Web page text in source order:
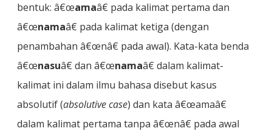
bentuk: â€œamaâ€ pada kalimat pertama dan
â€œnamaâ€ pada kalimat ketiga (dengan
penambahan â€œnâ€ pada awal). Kata-kata benda
â€œnasuâ€ dan â€œnamaâ€ dalam kalimat-
kalimat ini dalam ilmu bahasa disebut kasus
absolutif (absolutive case) dan kata â€œamaâ€
dalam kalimat pertama tanpa â€œnâ€ pada awal